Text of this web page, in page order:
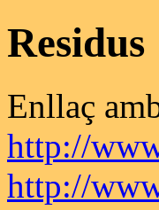
Residus
Enllaç
http://
http://